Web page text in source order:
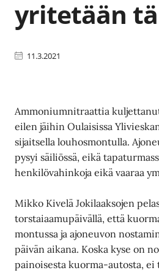
yritetään
11.3.2021
Ammoniumnitraattia
eilen jäihin Oulaisissa
sijaitsella louhosmontulla.
pysyi säiliössä, eikä
henkilövahinkoja eikä vaaraa
Mikko Kivelä Jokilaaksojen
torstaiaamupäivällä, että
montussa ja ajoneuvon
päivän aikana. Koska kyse on
painoisesta kuorma-autosta, ei